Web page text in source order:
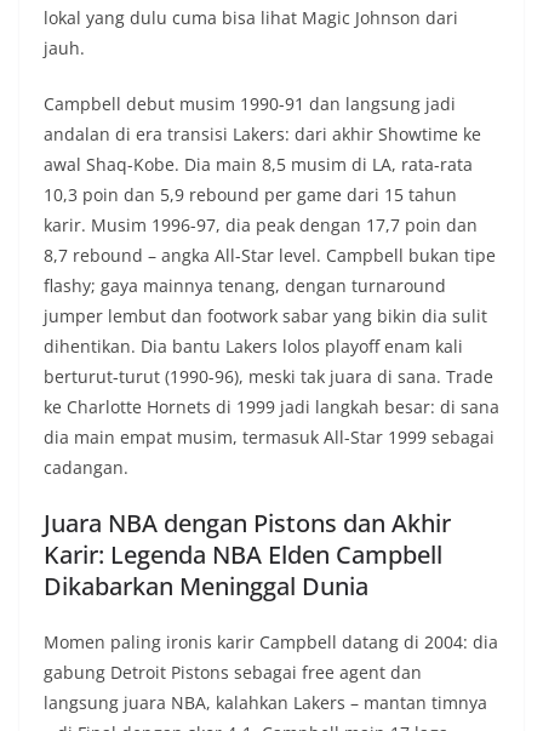
lokal yang dulu cuma bisa lihat Magic Johnson dari
jauh.
Campbell debut musim 1990-91 dan langsung jadi
andalan di era transisi Lakers: dari akhir Showtime ke
awal Shaq-Kobe. Dia main 8,5 musim di LA, rata-rata
10,3 poin dan 5,9 rebound per game dari 15 tahun
karir. Musim 1996-97, dia peak dengan 17,7 poin dan
8,7 rebound – angka All-Star level. Campbell bukan tipe
flashy; gaya mainnya tenang, dengan turnaround
jumper lembut dan footwork sabar yang bikin dia sulit
dihentikan. Dia bantu Lakers lolos playoff enam kali
berturut-turut (1990-96), meski tak juara di sana. Trade
ke Charlotte Hornets di 1999 jadi langkah besar: di sana
dia main empat musim, termasuk All-Star 1999 sebagai
cadangan.
Juara NBA dengan Pistons dan Akhir
Karir: Legenda NBA Elden Campbell
Dikabarkan Meninggal Dunia
Momen paling ironis karir Campbell datang di 2004: dia
gabung Detroit Pistons sebagai free agent dan
langsung juara NBA, kalahkan Lakers – mantan timnya